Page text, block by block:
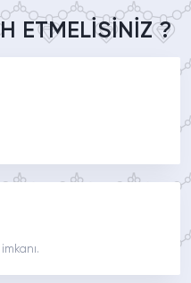
ETMELİSİNİZ ?